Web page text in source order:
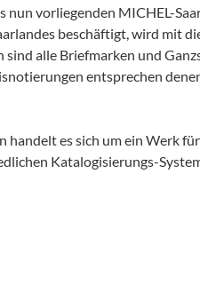
nun vorliegenden MICHEL-
beschäftigt, wird mit
alle Briefmarken und
entsprechen
es sich um ein Werk
Katalogisierungs-